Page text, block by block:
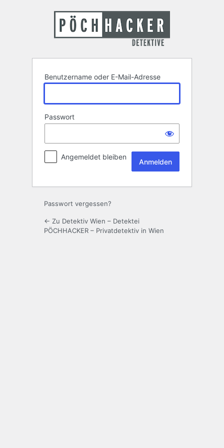
Anmelden
Benutzername oder E-Mail-Adresse
Passwort
Angemeldet bleiben
Passwort vergessen?
← Zu Detektiv Wien – Detektei
PÖCHHACKER – Privatdetektiv in Wien